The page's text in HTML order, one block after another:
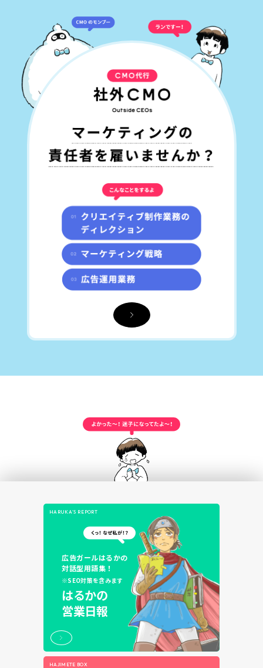
HARUKA’S REPORT
広告ガールはるかの
対話型用語集！
※SEO対策を含みます
はるかの
営業日報
HAJIMETE BOX